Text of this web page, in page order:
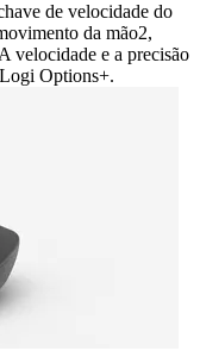
de velocidade do
da mão2,
velocidade e a precisão
Options+.